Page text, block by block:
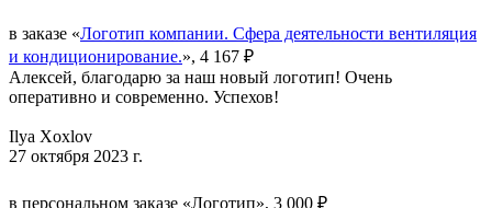
в заказе «Логотип компании. Сфера деятельности вентиляция
и кондиционирование.», 4 167 ₽
Алексей, благодарю за наш новый логотип! Очень
оперативно и современно. Успехов!
Ilya Xoxlov
27 октября 2023 г.
в персональном заказе «Логотип», 3 000 ₽